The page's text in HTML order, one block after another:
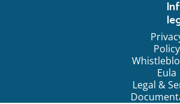
Policy
Eula
Legal &